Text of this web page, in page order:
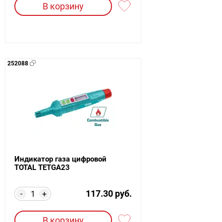
В корзину
252088
Индикатор газа цифровой
TOTAL TETGA23
+
- 117.30 руб.